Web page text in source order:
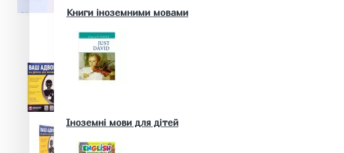
Батькам та майбутнім батькам
Історія
Здоров'я та краса
Домашні тварини. Акваріум
Книги іноземними мовами
Іноземні мови для дітей